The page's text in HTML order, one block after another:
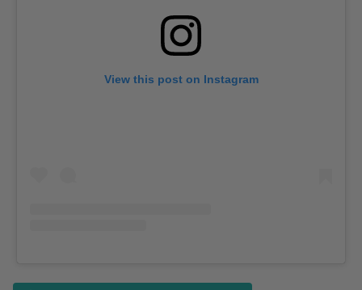
View this post on Instagram